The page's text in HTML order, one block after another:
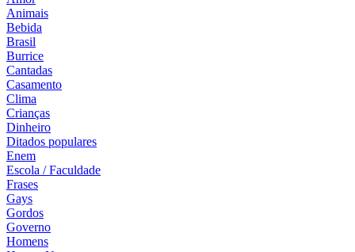
Animais
Bebida
Brasil
Burrice
Cantadas
Casamento
Clima
Crianças
Dinheiro
Ditados populares
Enem
Escola / Faculdade
Frases
Gays
Gordos
Governo
Homens